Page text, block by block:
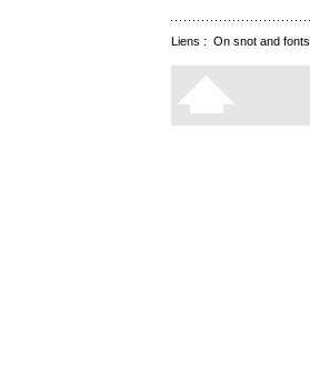
Liens : On snot and fonts